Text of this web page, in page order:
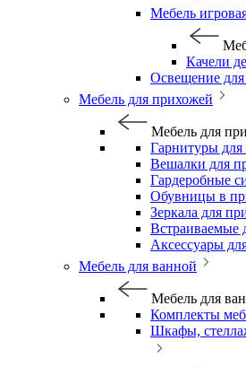
Мебель
Качели
Освещение для
Мебель для прихожей
Мебель для
Гарнитуры
Вешалки для
Гардеробные
Обувницы в
Зеркала для
Встраиваемые
Аксессуары
Мебель для ванной
Мебель для
Комплекты
Шкафы,